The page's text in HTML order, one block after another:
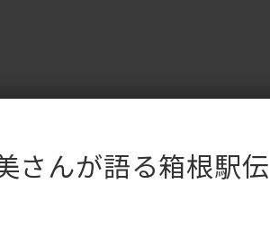
さんが語る箱根駅伝